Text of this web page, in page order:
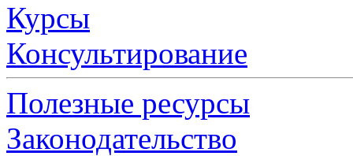
Курсы
Консультирование
Полезные ресурсы
Законодательство